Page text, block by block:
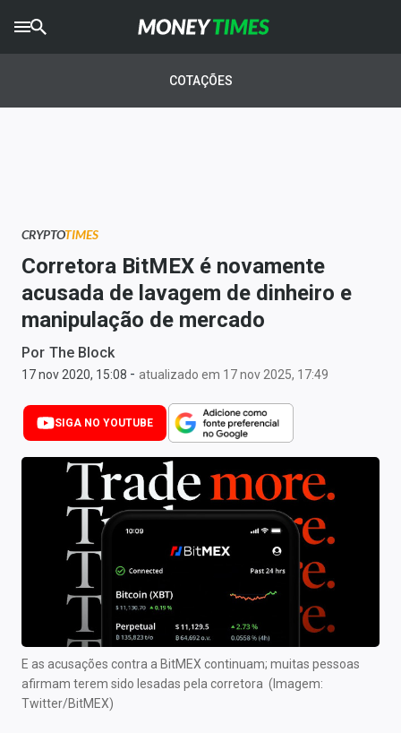
AGROTIMES
Newsletters
Money Trader
Anuncie
Últimas Notícias
Newsletters
Cotações
Comprar ou vender?
Carteiras Recomendadas
Central de Dividendos
Central de Fundos Imobiliários
Central dos IPOs
Renda Fixa
COTAÇÕES
CRYPTOTIMES
Corretora BitMEX é novamente
acusada de lavagem de dinheiro e
manipulação de mercado
Por The Block
17 nov 2020, 15:08 - atualizado em 17 nov 2025, 17:49
SIGA NO YOUTUBE
E as acusações contra a BitMEX continuam; muitas pessoas
afirmam terem sido lesadas pela corretora (Imagem:
Twitter/BitMEX)